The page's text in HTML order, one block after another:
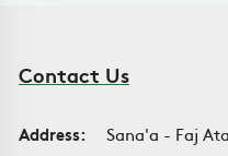
Contact Us
Address:
Sana'a - Faj